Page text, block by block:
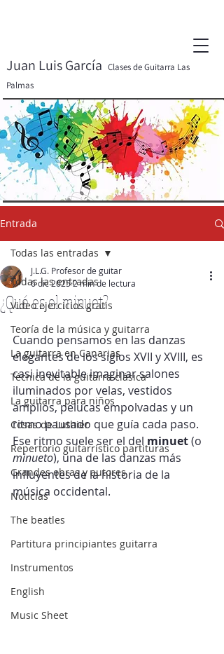
Juan Luis García Clases de Guitarra Las
Palmas
Entrada
Todas las entradas
Video ejercicios gratis
Teoría de la música y guitarra
La guitarra en Canarias
Técnica de la guitarra clásica
La guitarra para niños
Cosas de Luthier
Repertorio guitarrístico partituras
Grandes obras y autores
Noticias
The beatles
Partitura principiantes guitarra
Instrumentos
English
Music Sheet
Todas las entradas
¿Qué es el minuet?
J.L.G. Profesor de guitar
6 dic 20252 min de lectura
Cuando pensamos en las danzas
elegantes de los siglos XVII y XVIII, es
casi inevitable imaginar salones
iluminados por velas, vestidos
amplios, pelucas empolvadas y un
ritmo pausado que guía cada paso.
Ese ritmo suele ser el del minuet (o
minueto), una de las danzas más
influyentes de la historia de la
música occidental.